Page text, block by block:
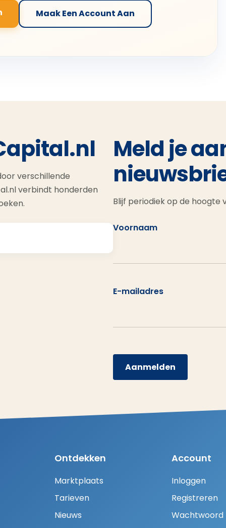
Maak Een Account Aan
verschillende
verbindt honderden
Meld je
Blijf periodiek op de hoogte
Voornaam
E-mailadres
Aanmelden
Ontdekken
Marktplaats
Tarieven
Nieuws
Account
Inloggen
Registreren
Wachtwoord